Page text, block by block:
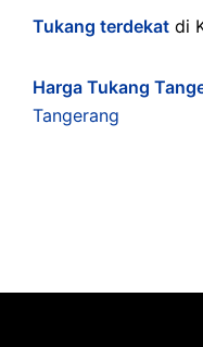
Tukang terdekat di
Harga Tukang
Tangerang